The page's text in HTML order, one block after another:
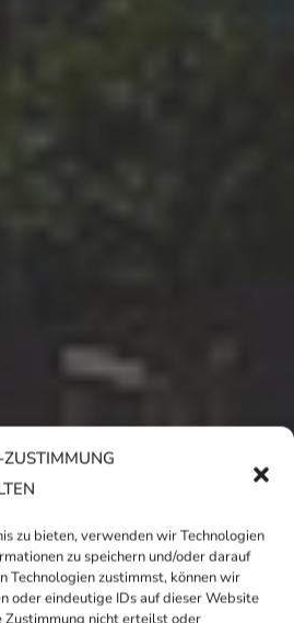
zu bieten, verwenden wir Technologien
zu speichern und/oder darauf
Technologien zustimmst, können wir
oder eindeutige IDs auf dieser Website